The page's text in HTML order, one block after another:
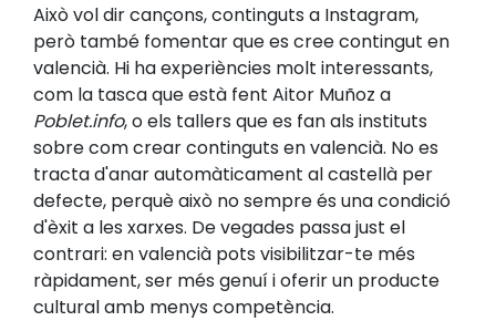
Això vol dir cançons, continguts a Instagram,
però també fomentar que es cree contingut en
valencià. Hi ha experiències molt interessants,
com la tasca que està fent Aitor Muñoz a
Poblet.info, o els tallers que es fan als instituts
sobre com crear continguts en valencià. No es
tracta d'anar automàticament al castellà per
defecte, perquè això no sempre és una condició
d'èxit a les xarxes. De vegades passa just el
contrari: en valencià pots visibilitzar-te més
ràpidament, ser més genuí i oferir un producte
cultural amb menys competència.